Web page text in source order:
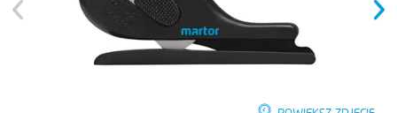
Previous Next